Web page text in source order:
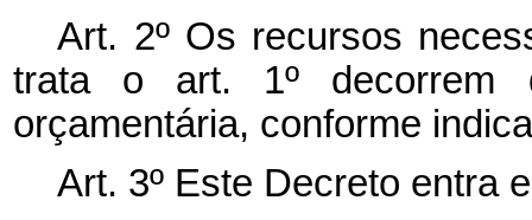
Art. 2º Os recursos
trata o art. 1º
orçamentária, conforme
Art. 3º Este Decreto entra